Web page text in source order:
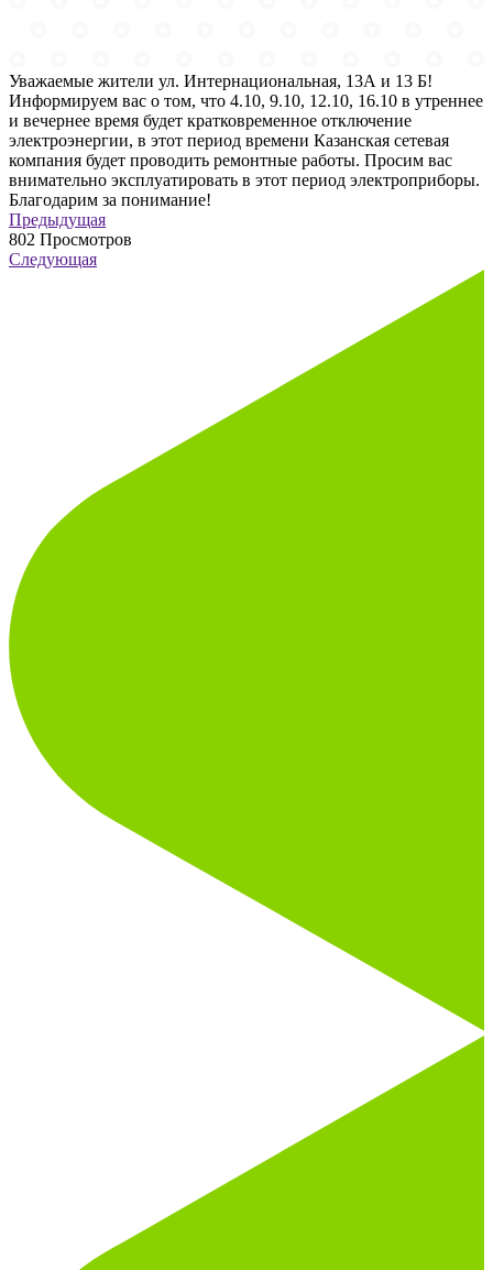
Уважаемые жители ул. Интернациональная, 13А и 13 Б!
Информируем вас о том, что 4.10, 9.10, 12.10, 16.10 в утреннее
и вечернее время будет кратковременное отключение
электроэнергии, в этот период времени Казанская сетевая
компания будет проводить ремонтные работы. Просим вас
внимательно эксплуатировать в этот период электроприборы.
Благодарим за понимание!
Предыдущая
802 Просмотров
Следующая